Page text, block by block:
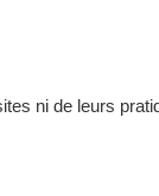
ni de leurs